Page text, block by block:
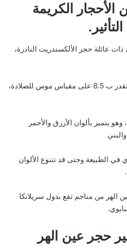
الأحجار الكريمة
عائلة حجر الألكسندريت النادرة،
أنه يتميز بصلادة مرتفعة جداً تقدر ب 8.5 على مقياس موس للصلادة،
يتميز بألوان الأزرق والأحمر
في الطبيعة وحتى قد تتنوع الألوان
الهر من مناجم تقع بدول سريلانكا
حجر عين الهر